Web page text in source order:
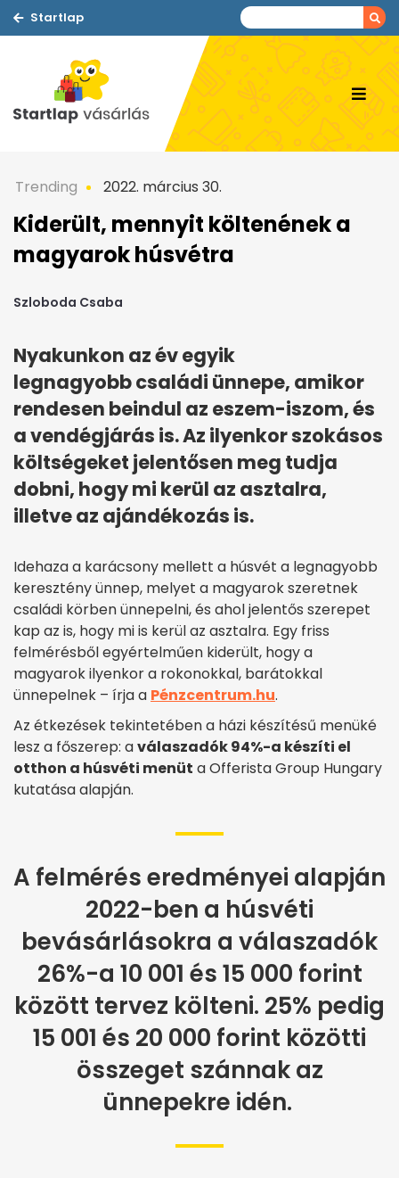
Startlap
Trending 2022. március 30.
Kiderült, mennyit költenének a
magyarok húsvétra
Szloboda Csaba
Nyakunkon az év egyik
legnagyobb családi ünnepe, amikor
rendesen beindul az eszem-iszom, és
a vendégjárás is. Az ilyenkor szokásos
költségeket jelentősen meg tudja
dobni, hogy mi kerül az asztalra,
illetve az ajándékozás is.
Idehaza a karácsony mellett a húsvét a legnagyobb
keresztény ünnep, melyet a magyarok szeretnek
családi körben ünnepelni, és ahol jelentős szerepet
kap az is, hogy mi is kerül az asztalra. Egy friss
felmérésből egyértelműen kiderült, hogy a
magyarok ilyenkor a rokonokkal, barátokkal
ünnepelnek – írja a Pénzcentrum.hu.
Az étkezések tekintetében a házi készítésű menüké
lesz a főszerep: aválaszadók 94%-a készíti el
otthon a húsvéti menüt a Offerista Group Hungary
kutatása alapján.
A felmérés eredményei alapján
2022-ben a húsvéti
bevásárlásokra a válaszadók
26%-a 10 001 és 15 000 forint
között tervez költeni. 25% pedig
15 001 és 20 000 forint közötti
összeget szánnak az
ünnepekre idén.